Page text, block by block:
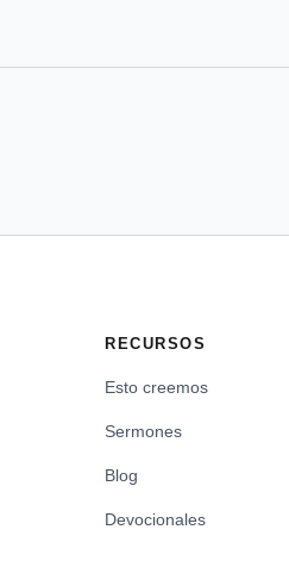
RECURSOS
Esto creemos
Sermones
Blog
Devocionales